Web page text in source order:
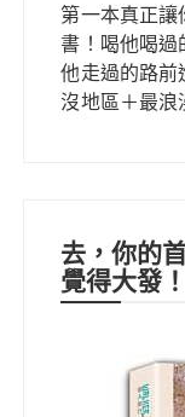
第一本真正
書！喝他喝
他走過的路前
沒地區＋最浪
去，你的
覺得大發！